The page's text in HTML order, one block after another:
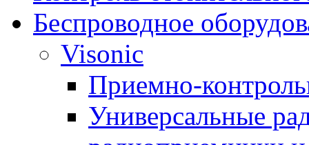
Беспроводное
Visonic
Приемно-
Универсальные